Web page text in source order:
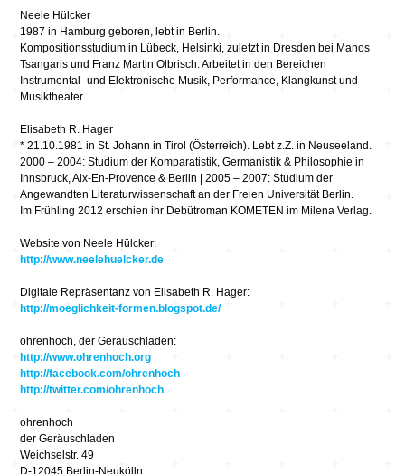
Neele Hülcker
1987 in Hamburg geboren, lebt in Berlin.
Kompositionsstudium in Lübeck, Helsinki, zuletzt in Dresden bei Manos
Tsangaris und Franz Martin Olbrisch. Arbeitet in den Bereichen
Instrumental- und Elektronische Musik, Performance, Klangkunst und
Musiktheater.
Elisabeth R. Hager
* 21.10.1981 in St. Johann in Tirol (Österreich). Lebt z.Z. in Neuseeland.
2000 – 2004: Studium der Komparatistik, Germanistik & Philosophie in
Innsbruck, Aix-En-Provence & Berlin | 2005 – 2007: Studium der
Angewandten Literaturwissenschaft an der Freien Universität Berlin.
Im Frühling 2012 erschien ihr Debütroman KOMETEN im Milena Verlag.
Website von Neele Hülcker:
http://www.neelehuelcker.de
Digitale Repräsentanz von Elisabeth R. Hager:
http://moeglichkeit-formen.blogspot.de/
ohrenhoch, der Geräuschladen:
http://www.ohrenhoch.org
http://facebook.com/ohrenhoch
http://twitter.com/ohrenhoch
ohrenhoch
der Geräuschladen
Weichselstr. 49
D-12045 Berlin-Neukölln